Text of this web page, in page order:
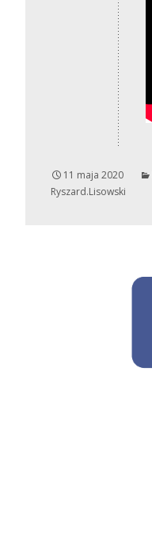
11 maja 2020
Ryszard.Lisowski